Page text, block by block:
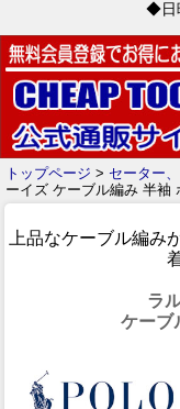
◆日
トップページ > セーター
ーイズ ケーブル編み 半袖
上品なケーブル編み
ラ
ケーブ